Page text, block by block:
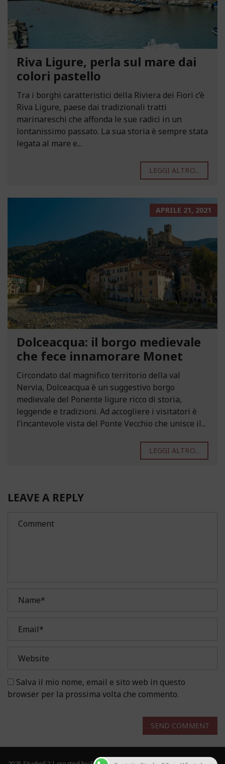
Riva Ligure, perla sul mare dai
colori pastello
Tra i borghi caratteristici della Riviera dei Fiori c’è
Riva Ligure, paese dai tradizionali tratti
marinareschi che affonda le sue radici in un
lontanissimo passato. La sua storia è sempre stata
legata al mare e...
LEGGI ALTRO...
APRILE 21, 2021
Dolceacqua: il borgo medievale
che fece innamorare Monet
Circondato dal magnifico territorio della val
Nervia, Dolceacqua è un suggestivo borgo
medievale del Ponente ligure ricco di storia,
leggende e tradizioni. Ad accogliere i visitatori è
l’incantevole vista del Ponte Vecchio che unisce il...
LEGGI ALTRO...
LEAVE A REPLY
Salva il mio nome, email e sito web in questo
browser per la prossima volta che commento.
SEND COMMENT